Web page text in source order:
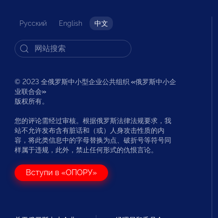
Русский English 中文
© 2023 全俄罗斯中小型企业公共组织 «俄罗斯中小企
业联合会»
版权所有。
您的评论需经过审核。根据俄罗斯法律法规要求，我
站不允许发布含有脏话和（或）人身攻击性质的内
容，将此类信息中的字母替换为点、破折号等符号同
样属于违规，此外，禁止任何形式的仇恨言论。
Вступи в «ОПОРУ»